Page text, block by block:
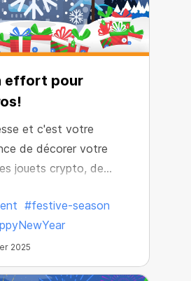
effort pour
et c'est votre
de décorer votre
jouets crypto, de
aux cadeaux et
les cadeaux!
#festive-season
2025